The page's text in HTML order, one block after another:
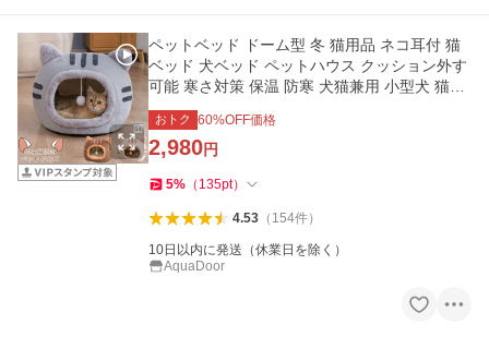
ペットベッド ドーム型 冬 猫用品 ネコ耳付 猫
ベッド 犬ベッド ペットハウス クッション外す
可能 寒さ対策 保温 防寒 犬猫兼用 小型犬 猫ベ
ッド 洗える 爆買い
おトク 60%OFF価格
2,980円
5% （ 135pt）
4.53（ 154件）
10日以内に発送（休業日を除く）
AquaDoor